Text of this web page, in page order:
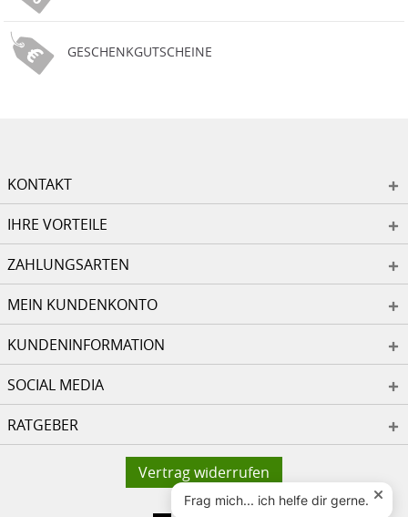
GESCHENKGUTSCHEINE
KONTAKT
IHRE VORTEILE
ZAHLUNGSARTEN
MEIN KUNDENKONTO
KUNDENINFORMATION
SOCIAL MEDIA
RATGEBER
Vertrag widerrufen